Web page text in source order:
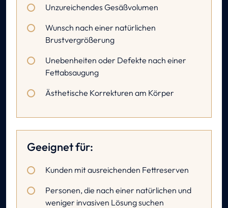
Unzureichendes Gesäßvolumen
Wunsch nach einer natürlichen
Brustvergrößerung
Unebenheiten oder Defekte nach einer
Fettabsaugung
Ästhetische Korrekturen am Körper
Geeignet für:
Kunden mit ausreichenden Fettreserven
Personen, die nach einer natürlichen und
weniger invasiven Lösung suchen